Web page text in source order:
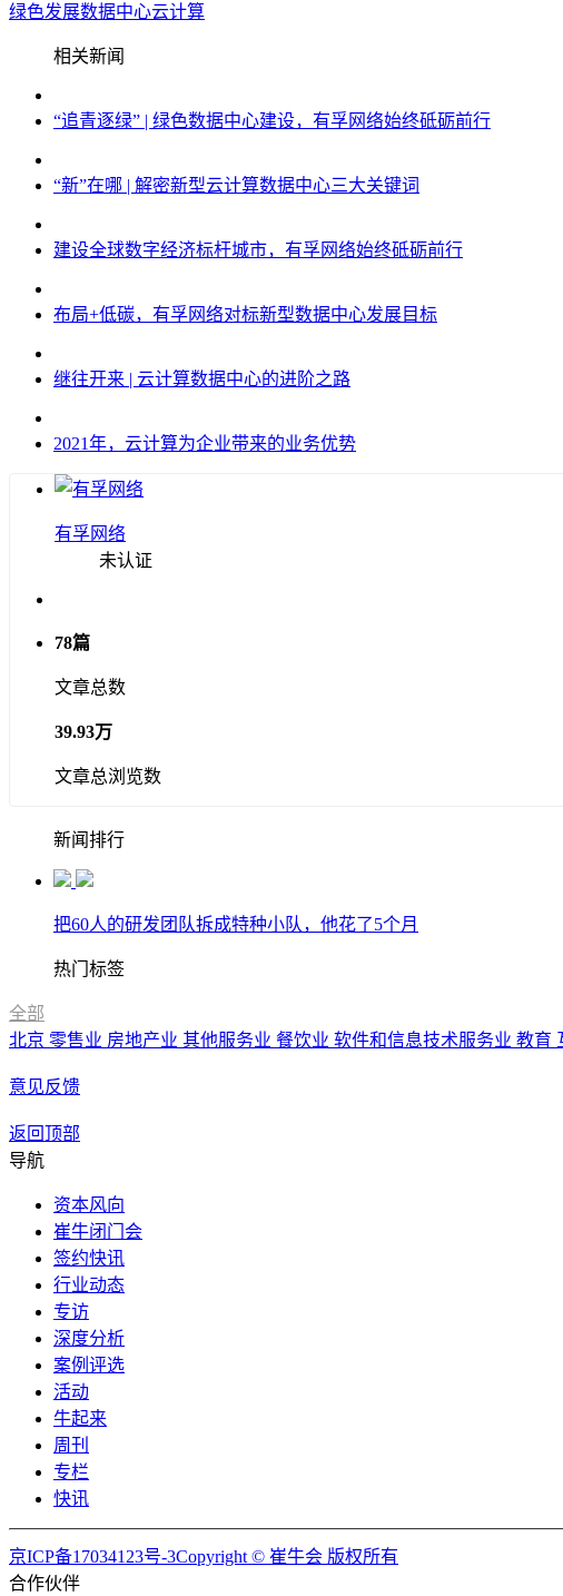
绿色发展数据中心云计算
相关新闻
“追青逐绿” | 绿色数据中心建设，有孚网络始终砥砺前行
“新”在哪 | 解密新型云计算数据中心三大关键词
建设全球数字经济标杆城市，有孚网络始终砥砺前行
布局+低碳，有孚网络对标新型数据中心发展目标
继往开来 | 云计算数据中心的进阶之路
2021年，云计算为企业带来的业务优势
有孚网络
未认证
78篇
文章总数
39.93万
文章总浏览数
新闻排行
把60人的研发团队拆成特种小队，他花了5个月
热门标签
全部
北京 零售业 房地产业 其他服务业 餐饮业 软件和信息技术服务业 教育
意见反馈
返回顶部
导航
资本风向
崔牛闭门会
签约快讯
行业动态
专访
深度分析
案例评选
活动
牛起来
周刊
专栏
快讯
京ICP备17034123号-3Copyright © 崔牛会 版权所有
合作伙伴